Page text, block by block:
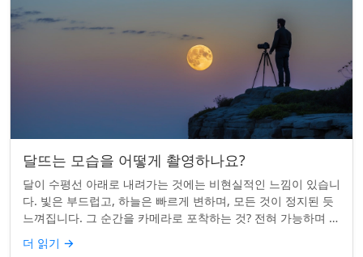
달뜨는 모습을 어떻게 촬영하나요?
달이 수평선 아래로 내려가는 것에는 비현실적인 느낌이 있습니
다. 빛은 부드럽고, 하늘은 빠르게 변하며, 모든 것이 정지된 듯
느껴집니다. 그 순간을 카메라로 포착하는 것? 전혀 가능하며 가
치가 있습니다. 간단한 팁:...
더 읽기 →